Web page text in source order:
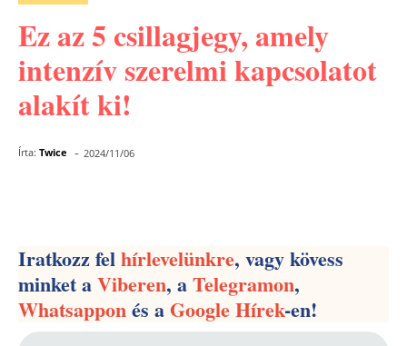
Ez az 5 csillagjegy, amely
intenzív szerelmi kapcsolatot
alakít ki!
Írta: Twice - 2024/11/06
Iratkozz felhírlevelünkre, vagy kövess
minket aViberen, aTelegramon,
Whatsapponés aGoogle Hírek-en!